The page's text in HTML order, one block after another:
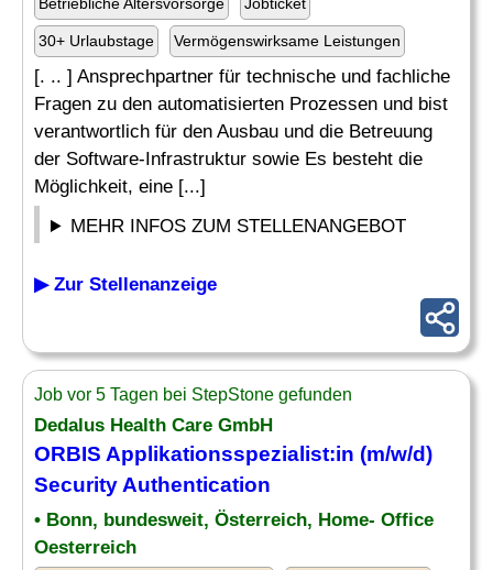
30+ Urlaubstage Vermögenswirksame Leistungen
[. .. ] Ansprechpartner für technische und fachliche
Fragen zu den automatisierten Prozessen und bist
verantwortlich für den Ausbau und die Betreuung
der Software-Infrastruktur sowie Es besteht die
Möglichkeit, eine [...]
MEHR INFOS ZUM STELLENANGEBOT
▶ Zur Stellenanzeige
Job vor 5 Tagen bei StepStone gefunden
Dedalus Health Care GmbH
ORBIS Applikationsspezialist:in (m/w/d)
Security Authentication
• Bonn, bundesweit, Österreich, Home- Office
Oesterreich